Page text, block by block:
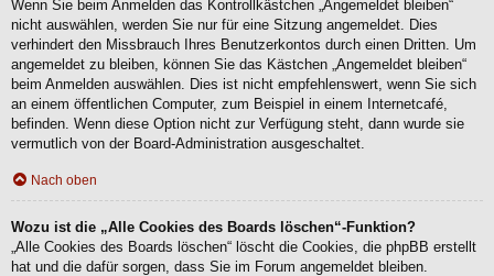
Wenn Sie beim Anmelden das Kontrollkästchen „Angemeldet bleiben“
nicht auswählen, werden Sie nur für eine Sitzung angemeldet. Dies
verhindert den Missbrauch Ihres Benutzerkontos durch einen Dritten. Um
angemeldet zu bleiben, können Sie das Kästchen „Angemeldet bleiben“
beim Anmelden auswählen. Dies ist nicht empfehlenswert, wenn Sie sich
an einem öffentlichen Computer, zum Beispiel in einem Internetcafé,
befinden. Wenn diese Option nicht zur Verfügung steht, dann wurde sie
vermutlich von der Board-Administration ausgeschaltet.
Nach oben
Wozu ist die „Alle Cookies des Boards löschen“-Funktion?
„Alle Cookies des Boards löschen“ löscht die Cookies, die phpBB erstellt
hat und die dafür sorgen, dass Sie im Forum angemeldet bleiben.